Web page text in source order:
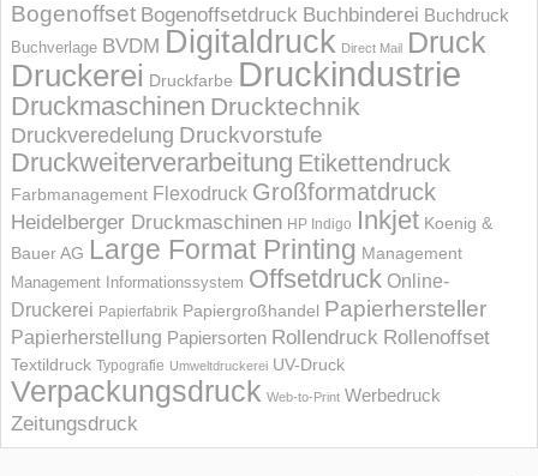
Bogenoffset Bogenoffsetdruck Buchbinderei Buchdruck
Buchverlage BVDM Digitaldruck Direct Mail Druck
Druckerei Druckfarbe Druckindustrie
Druckmaschinen Drucktechnik
Druckveredelung Druckvorstufe
Druckweiterverarbeitung Etikettendruck
Farbmanagement Flexodruck Großformatdruck
Heidelberger Druckmaschinen HP Indigo Inkjet Koenig &
Bauer AG Large Format Printing Management
Management Informations­system Offsetdruck Online-
Druckerei Papierfabrik Papiergroßhandel Papierhersteller
Papierherstellung Papiersorten Rollendruck Rollenoffset
Textildruck Typografie Umweltdruckerei UV-Druck
Verpackungsdruck Web-to-Print Werbedruck
Zeitungsdruck